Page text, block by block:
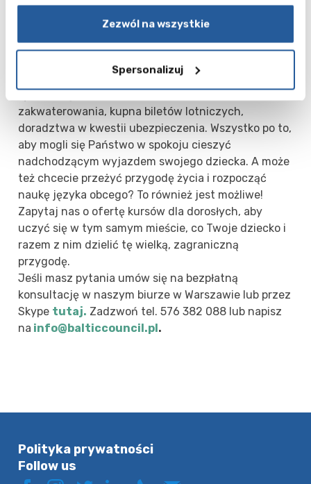
Zezwól na wszystkie
Spersonalizuj
wybrać najlepszą ofertę zagranicznego wyjazdu
zakwaterowania, kupna biletów lotniczych,
doradztwa w kwestii ubezpieczenia. Wszystko po to,
aby mogli się Państwo w spokoju cieszyć
nadchodzącym wyjazdem swojego dziecka. A może
też chcecie przeżyć przygodę życia i rozpocząć
naukę języka obcego? To również jest możliwe!
Zapytaj nas o ofertę kursów dla dorosłych, aby
uczyć się w tym samym mieście, co Twoje dziecko i
razem z nim dzielić tę wielką, zagraniczną
przygodę.
Jeśli masz pytania umów się na bezpłatną
konsultację w naszym biurze w Warszawie lub przez
Skype tutaj. Zadzwoń tel. 576 382 088 lub napisz
na info@balticcouncil.pl .
Polityka prywatności
Follow us